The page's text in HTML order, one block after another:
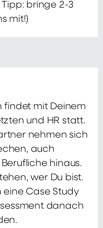
bringe 2-3
mit!)
findet mit Deinem
und HR statt.
nehmen sich
auch
hinaus.
wer Du bist.
Case Study
danach